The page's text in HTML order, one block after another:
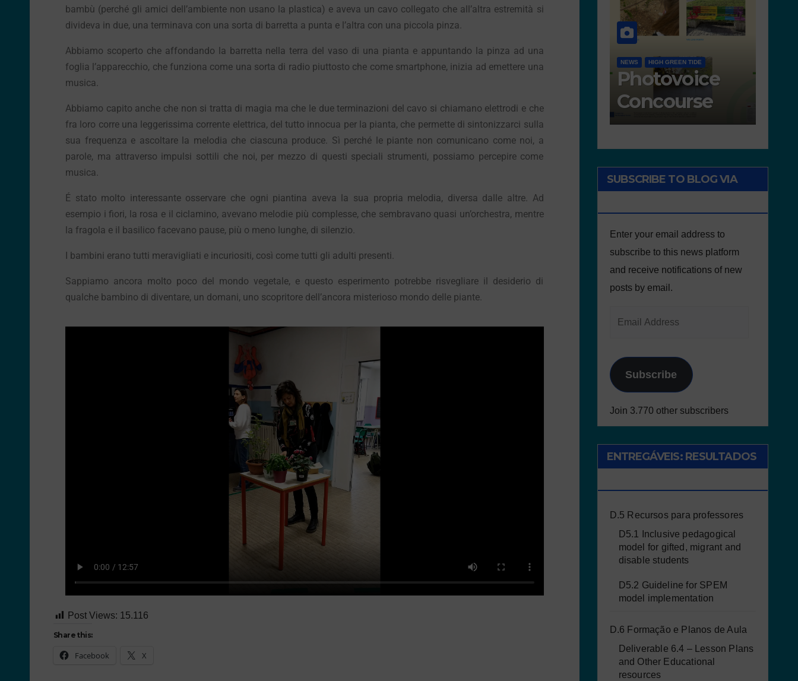
bambù (perché gli amici dell’ambiente non usano la plastica) e aveva un cavo collegato che all’altra estremità si
divideva in due, una terminava con una sorta di barretta a punta e l’altra con una piccola pinza.
Abbiamo scoperto che affondando la barretta nella terra del vaso di una pianta e appuntando la pinza ad una
foglia l’apparecchio, che funziona come una sorta di radio piuttosto che come smartphone, inizia ad emettere una
musica.
Abbiamo capito anche che non si tratta di magia ma che le due terminazioni del cavo si chiamano elettrodi e che
fra loro corre una leggerissima corrente elettrica, del tutto innocua per la pianta, che permette di sintonizzarci sulla
sua frequenza e ascoltare la melodia che ciascuna produce. Sì perché le piante non comunicano come noi, a
parole, ma attraverso impulsi sottili che noi, per mezzo di questi speciali strumenti, possiamo percepire come
musica.
É stato molto interessante osservare che ogni piantina aveva la sua propria melodia, diversa dalle altre. Ad
esempio i fiori, la rosa e il ciclamino, avevano melodie più complesse, che sembravano quasi un’orchestra, mentre
la fragola e il basilico facevano pause, più o meno lunghe, di silenzio.
I bambini erano tutti meravigliati e incuriositi, così come tutti gli adulti presenti.
Sappiamo ancora molto poco del mondo vegetale, e questo esperimento potrebbe risvegliare il desiderio di
qualche bambino di diventare, un domani, uno scopritore dell’ancora misterioso mondo delle piante.
Post Views: 15.116
Share this:
Facebook X
NEWS
Works
presented for
the concourse
the
SUBSCRIBE TO BLOG VIA
Enter your email address to
subscribe to this news platform
and receive notifications of new
posts by email.
Subscribe
Join 3.770 other subscribers
ENTREGÁVEIS: RESULTADOS
D.5 Recursos para professores
D5.1 Inclusive pedagogical
model for gifted, migrant and
disable students
D5.2 Guideline for SPEM
model implementation
D.6 Formação e Planos de Aula
Deliverable 6.4 – Lesson Plans
and Other Educational
resources